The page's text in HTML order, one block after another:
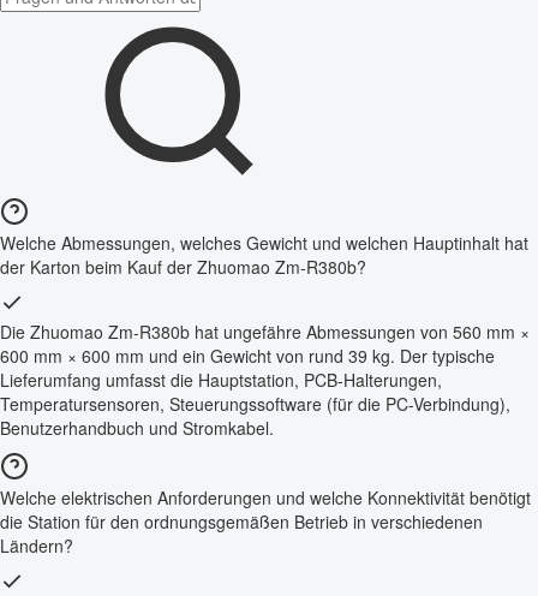
Welche Abmessungen, welches Gewicht und welchen Hauptinhalt hat
der Karton beim Kauf der Zhuomao Zm-R380b?
Die Zhuomao Zm-R380b hat ungefähre Abmessungen von 560 mm ×
600 mm × 600 mm und ein Gewicht von rund 39 kg. Der typische
Lieferumfang umfasst die Hauptstation, PCB-Halterungen,
Temperatursensoren, Steuerungssoftware (für die PC-Verbindung),
Benutzerhandbuch und Stromkabel.
Welche elektrischen Anforderungen und welche Konnektivität benötigt
die Station für den ordnungsgemäßen Betrieb in verschiedenen
Ländern?